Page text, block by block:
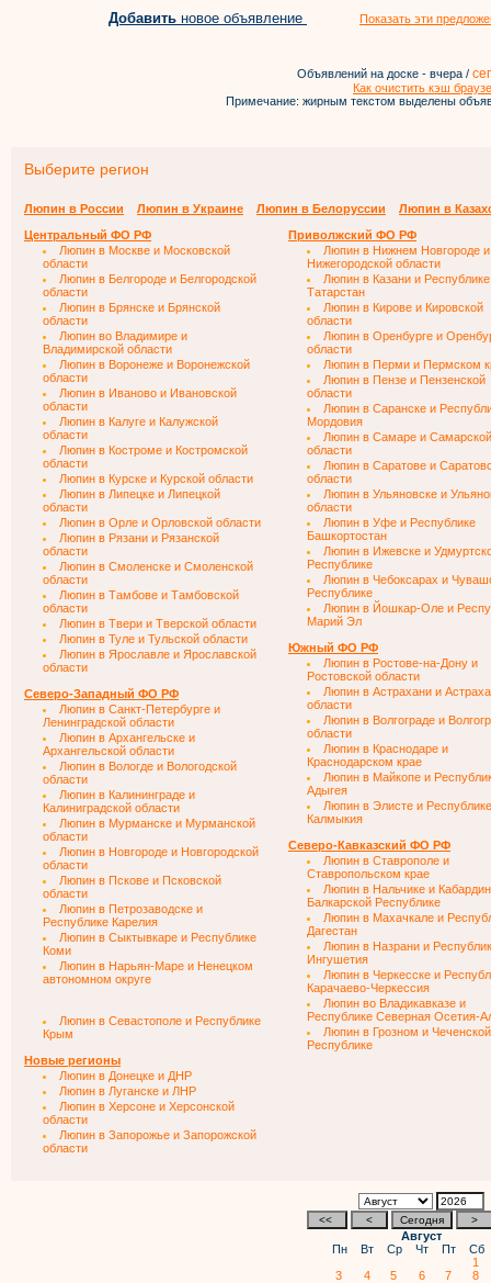
Добавить новое объявление Показать эти
Объявлений на доске - вчера /
Как очистить кэш
Примечание: жирным текстом выделены
Выберите регион
Люпин в России Люпин в Украине Люпин в Белоруссии
Люпин в
Центральный ФО РФ
Люпин в Москве и Московской
области
Люпин в Белгороде и Белгородской
области
Люпин в Брянске и Брянской
области
Люпин во Владимире и
Владимирской области
Люпин в Воронеже и Воронежской
области
Люпин в Иваново и Ивановской
области
Люпин в Калуге и Калужской
области
Люпин в Костроме и Костромской
области
Люпин в Курске и Курской области
Люпин в Липецке и Липецкой
области
Люпин в Орле и Орловской области
Люпин в Рязани и Рязанской
области
Люпин в Смоленске и Смоленской
области
Люпин в Тамбове и Тамбовской
области
Люпин в Твери и Тверской области
Люпин в Туле и Тульской области
Люпин в Ярославле и Ярославской
области
Северо-Западный ФО РФ
Люпин в Санкт-Петербурге и
Ленинградской области
Люпин в Архангельске и
Архангельской области
Люпин в Вологде и Вологодской
области
Люпин в Калининграде и
Калиниградской области
Люпин в Мурманске и Мурманской
области
Люпин в Новгороде и Новгородской
области
Люпин в Пскове и Псковской
области
Люпин в Петрозаводске и
Республике Карелия
Люпин в Сыктывкаре и Республике
Коми
Люпин в Нарьян-Маре и Ненецком
автономном округе
Люпин в Севастополе и Республике
Крым
Новые регионы
Люпин в Донецке и ДНР
Люпин в Луганске и ЛНР
Люпин в Херсоне и Херсонской
области
Люпин в Запорожье и Запорожской
области
Приволжский ФО РФ
Люпин в Нижнем Новгороде и
Нижегородской области
Люпин в Казани и Республике
Татарстан
Люпин в Кирове и Кировской
области
Люпин в Оренбурге и
области
Люпин в Перми и Пермском
Люпин в Пензе и Пензенской
области
Люпин в Саранске и
Мордовия
Люпин в Самаре и Самарской
области
Люпин в Саратове и
области
Люпин в Ульяновске и
области
Люпин в Уфе и Республике
Башкортостан
Люпин в Ижевске и
Республике
Люпин в Чебоксарах и
Республике
Люпин в Йошкар-Оле и
Марий Эл
Южный ФО РФ
Люпин в Ростове-на-Дону и
Ростовской области
Люпин в Астрахани и
области
Люпин в Волгограде и
области
Люпин в Краснодаре и
Краснодарском крае
Люпин в Майкопе и
Адыгея
Люпин в Элисте и Республике
Калмыкия
Северо-Кавказский ФО РФ
Люпин в Ставрополе и
Ставропольском крае
Люпин в Нальчике и
Балкарской Республике
Люпин в Махачкале и
Дагестан
Люпин в Назрани и
Ингушетия
Люпин в Черкесске и
Карачаево-Черкессия
Люпин во Владикавказе и
Республике Северная Осетия-
Люпин в Грозном и Чеченской
Республике
Август
Пн
Вт Ср Чт Пт Сб
1
3
4 5 6 7
8